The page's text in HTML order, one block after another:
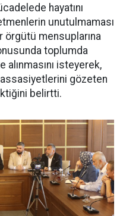
hayatını
unutulmaması
mensuplarına
toplumda
alınmasını isteyerek,
gözeten
belirtti.